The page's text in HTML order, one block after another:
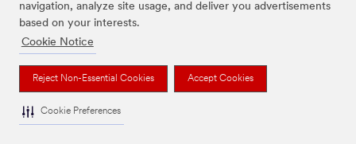
navigation, analyze site usage, and deliver you advertisements
based on your interests.
Cookie Notice
Reject Non-Essential Cookies Accept Cookies
Cookie Preferences